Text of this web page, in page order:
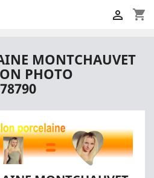
shopping_cart

MONTCHAUVET
PHOTO